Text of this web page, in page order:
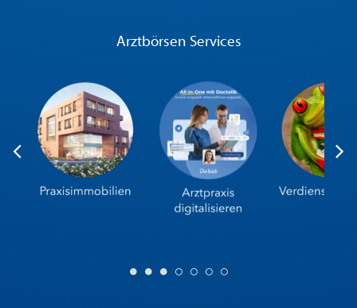
Arztbörsen Services